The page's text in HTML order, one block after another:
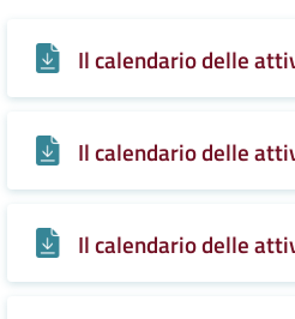
Il calendario delle
Il calendario delle
Il calendario delle